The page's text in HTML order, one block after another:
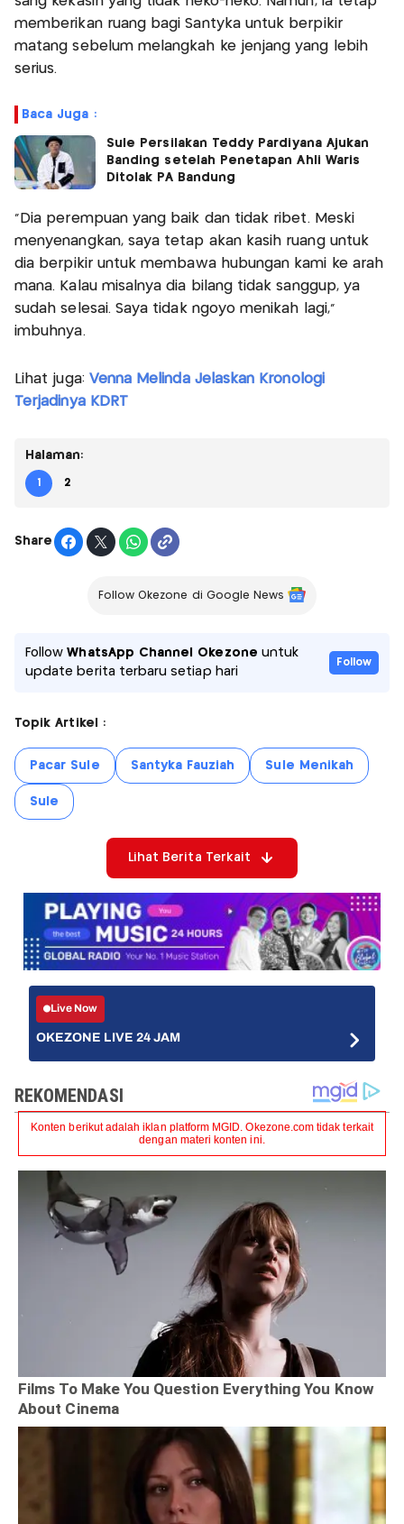
memberikan ruang bagi Santyka untuk berpikir
matang sebelum melangkah ke jenjang yang lebih
serius.
Baca Juga :
Sule Persilakan Teddy Pardiyana Ajukan
Banding setelah Penetapan Ahli Waris
Ditolak PA Bandung
"Dia perempuan yang baik dan tidak ribet. Meski
menyenangkan, saya tetap akan kasih ruang untuk
dia berpikir untuk membawa hubungan kami ke arah
mana. Kalau misalnya dia bilang tidak sanggup, ya
sudah selesai. Saya tidak ngoyo menikah lagi,”
imbuhnya.
Lihat juga: Venna Melinda Jelaskan Kronologi
Terjadinya KDRT
Halaman:
1 2
Share
Follow Okezone di Google News
FollowWhatsApp Channel Okezone untuk
update berita terbaru setiap hari
Follow
Topik Artikel :
Pacar Sule Santyka Fauziah Sule Menikah
Sule
Lihat Berita Terkait
Live Now
OKEZONE LIVE 24 JAM